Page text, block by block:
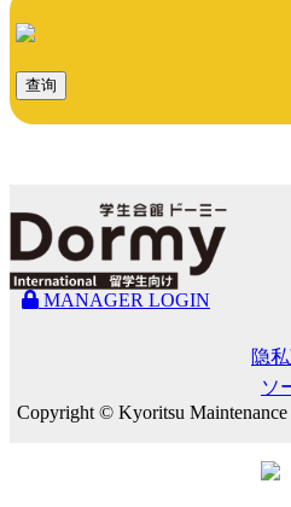
查询
MANAGER LOGIN
隐
ソ
Copyright © Kyoritsu